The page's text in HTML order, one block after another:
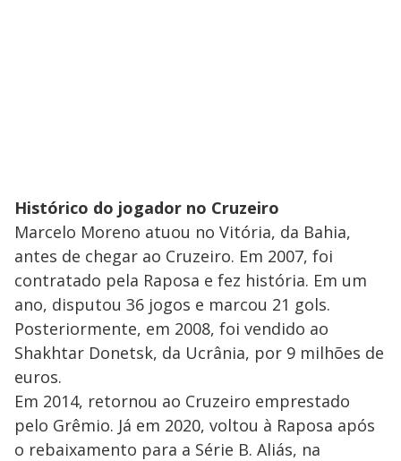
Histórico do jogador no Cruzeiro
Marcelo Moreno atuou no Vitória, da Bahia,
antes de chegar ao Cruzeiro. Em 2007, foi
contratado pela Raposa e fez história. Em um
ano, disputou 36 jogos e marcou 21 gols.
Posteriormente, em 2008, foi vendido ao
Shakhtar Donetsk, da Ucrânia, por 9 milhões de
euros.
Em 2014, retornou ao Cruzeiro emprestado
pelo Grêmio. Já em 2020, voltou à Raposa após
o rebaixamento para a Série B. Aliás, na